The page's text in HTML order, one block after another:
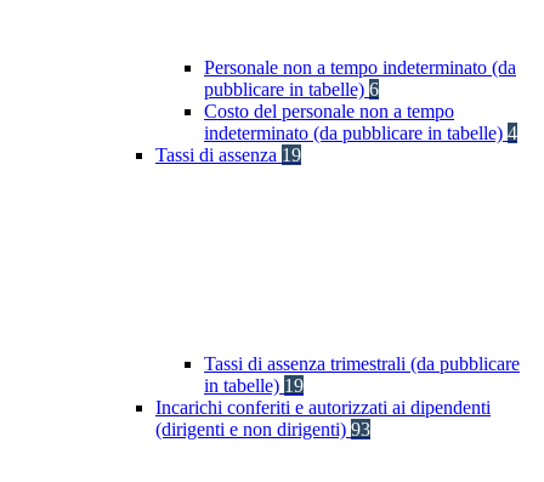
Personale non a tempo indeterminato (da
pubblicare in tabelle) 6
Costo del personale non a tempo
indeterminato (da pubblicare in tabelle) 4
Tassi di assenza 19
Tassi di assenza trimestrali (da pubblicare
in tabelle) 19
Incarichi conferiti e autorizzati ai dipendenti
(dirigenti e non dirigenti) 93